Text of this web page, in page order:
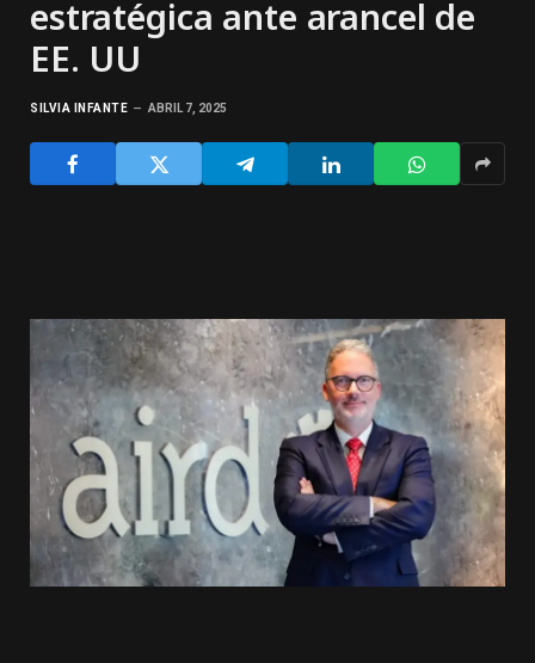
estratégica ante arancel de
EE. UU
SILVIA INFANTE ABRIL 7, 2025